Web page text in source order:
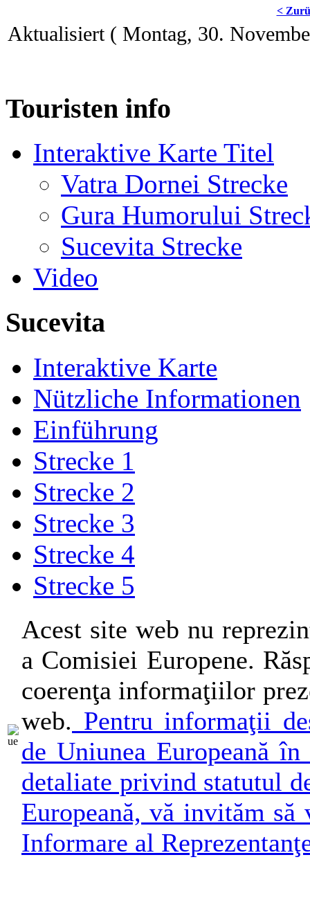
<
Aktualisiert ( Montag, 30.
Touristen info
Interaktive Karte Titel
Vatra Dornei Strecke
Gura Humorului
Sucevita Strecke
Video
Sucevita
Interaktive Karte
Nützliche Informationen
Einführung
Strecke 1
Strecke 2
Strecke 3
Strecke 4
Strecke 5
Acest site web nu
a Comisiei Europene.
coerenţa informaţiilor
web. Pentru informaţii
de Uniunea Europeană
detaliate privind statutul
Europeană, vă invităm
Informare al